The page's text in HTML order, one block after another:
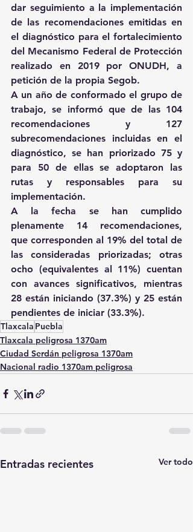
dar seguimiento a la implementación
de las recomendaciones emitidas en
el diagnóstico para el fortalecimiento
del Mecanismo Federal de Protección
realizado en 2019 por ONUDH, a
petición de la propia Segob.
A un año de conformado el grupo de
trabajo, se informó que de las 104
recomendaciones y 127
subrecomendaciones incluidas en el
diagnóstico, se han priorizado 75 y
para 50 de ellas se adoptaron las
rutas y responsables para su
implementación.
A la fecha se han cumplido
plenamente 14 recomendaciones,
que corresponden al 19% del total de
las consideradas priorizadas; otras
ocho (equivalentes al 11%) cuentan
con avances significativos, mientras
28 están iniciando (37.3%) y 25 están
pendientes de iniciar (33.3%).
Tlaxcala Puebla
Tlaxcala peligrosa 1370am
Ciudad Serdán peligrosa 1370am
Nacional radio 1370am peligrosa
Entradas recientes Ver todo